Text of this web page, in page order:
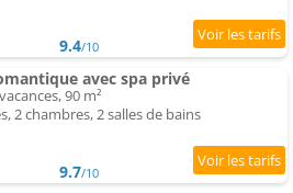
9.4/10
avec spa privé
90 m²
2 chambres, 2 salles de bains
9.7/10